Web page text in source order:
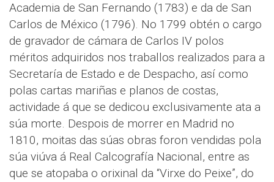
Academia de San Fernando (1783) e da de San
Carlos de México (1796). No 1799 obtén o cargo
de gravador de cámara de Carlos IV polos
méritos adquiridos nos traballos realizados para a
Secretaría de Estado e de Despacho, así como
polas cartas mariñas e planos de costas,
actividade á que se dedicou exclusivamente ata a
súa morte. Despois de morrer en Madrid no
1810, moitas das súas obras foron vendidas pola
súa viúva á Real Calcografía Nacional, entre as
que se atopaba o orixinal da “Virxe do Peixe”, do